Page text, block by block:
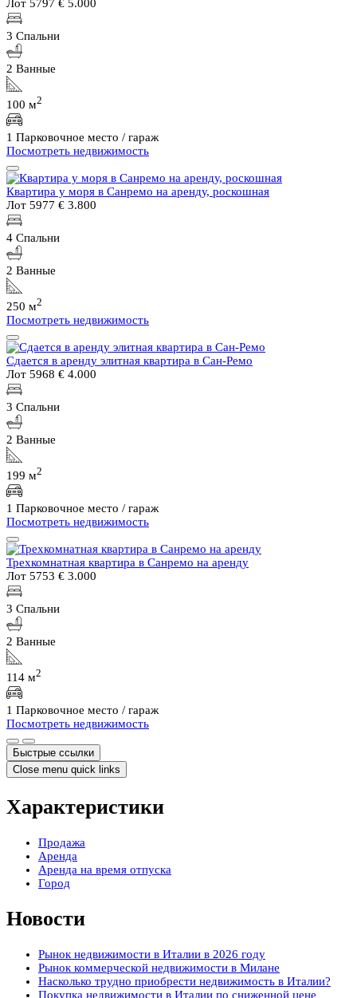
Лот 5797 € 5.000
3 Спальни
2 Ванные
100 м2
1 Парковочное место / гараж
Посмотреть недвижимость
Квартира у моря в Санремо на аренду, роскошная
Лот 5977 € 3.800
4 Спальни
2 Ванные
250 м2
Посмотреть недвижимость
Сдается в аренду элитная квартира в Сан-Ремо
Лот 5968 € 4.000
3 Спальни
2 Ванные
199 м2
1 Парковочное место / гараж
Посмотреть недвижимость
Трехкомнатная квартира в Санремо на аренду
Лот 5753 € 3.000
3 Спальни
2 Ванные
114 м2
1 Парковочное место / гараж
Посмотреть недвижимость
Быстрые ссылки
Close menu quick links
Характеристики
Продажа
Аренда
Аренда на время отпуска
Город
Новости
Рынок недвижимости в Италии в 2026 году
Рынок коммерческой недвижимости в Милане
Насколько трудно приобрести недвижимость в Италии?
Покупка недвижимости в Италии по сниженной цене